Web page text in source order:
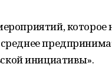
которое
инициативы».